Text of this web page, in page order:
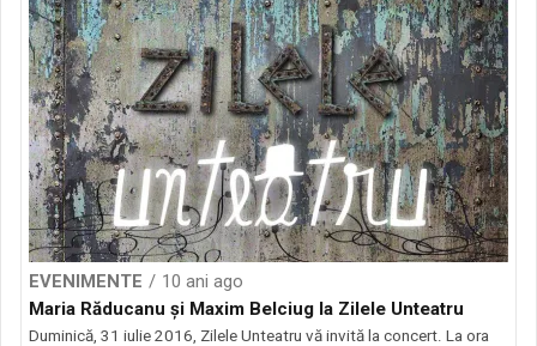
EVENIMENTE
10 ani ago
Maria Răducanu și Maxim Belciug la Zilele Unteatru
Duminică, 31 iulie 2016, Zilele Unteatru vă invită la concert. La ora